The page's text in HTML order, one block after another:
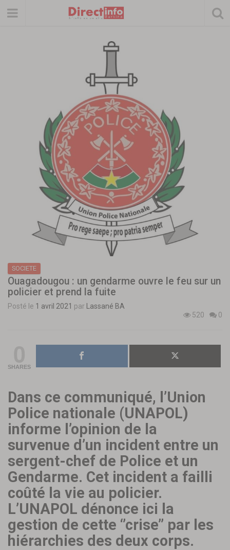
SOCIETE
Ouagadougou : un gendarme ouvre le feu sur un
policier et prend la fuite
Posté le 1 avril 2021 par
Lassané BA
520
0
SHARES
Dans ce communiqué, l’Union
Police nationale (UNAPOL)
informe l’opinion de la
survenue d’un incident entre un
sergent-chef de Police et un
Gendarme. Cet incident a failli
coûté la vie au policier.
L’UNAPOL dénonce ici la
gestion de cette ‘’crise’’ par les
hiérarchies des deux corps.